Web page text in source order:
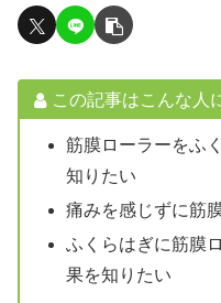
この記事はこんな人
筋膜ローラーをふ
知りたい
痛みを感じずに筋
ふくらはぎに筋膜
果を知りたい